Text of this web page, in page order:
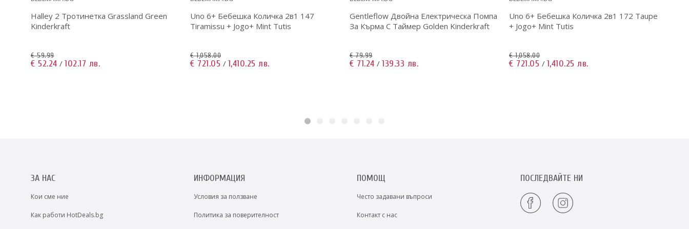
Halley 2 Тротинетка Grassland Green
Kinderkraft
€ 59.99
€ 52.24 / 102.17 лв.
Uno 6+ Бебешка Количка 2в1 147
Tiramissu + Jogo+ Mint Tutis
€ 1,058.00
€ 721.05 / 1,410.25 лв.
Gentleflow Двойна Електрическа Помпа
За Кърма С Таймер Golden Kinderkraft
€ 79.99
€ 71.24 / 139.33 лв.
Uno 6+ Бебешка Количка 2в1 172 Taupe
+ Jogo+ Mint Tutis
€ 1,058.00
€ 721.05 / 1,410.25 лв.
ЗА НАС
Кои сме ние
Как работи HotDeals.bg
ИНФОРМАЦИЯ
Условия за ползване
Политика за поверителност
ПОМОЩ
Често задавани въпроси
Контакт с нас
ПОСЛЕДВАЙТЕ НИ